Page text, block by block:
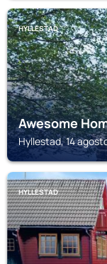
HYLLESTAD
Awesome
Hyllestad, 14
HYLLESTAD